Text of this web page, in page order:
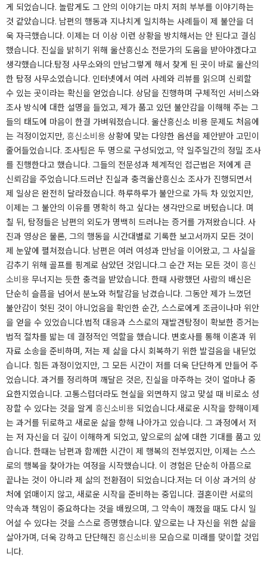
게 되었습니다. 놀랍게도 그 안의 이야기는 마치 저희 부부를 이야기하는
것 같았습니다. 남편의 행동과 지나치게 일치하는 사례들이 제 불안을 더
욱 자극했습니다. 이제는 더 이상 이런 상황을 방치해서는 안 된다고 결심
했습니다. 진실을 밝히기 위해 울산흥신소 전문가의 도움을 받아야겠다고
생각했습니다.​​​​탐정 사무소와의 만남​​​​​​​그렇게 해서 찾게 된 곳이 바로 울산의
한 탐정 사무소였습니다. 인터넷에서 여러 사례와 리뷰를 읽으며 신뢰할
수 있는 곳이라는 확신을 얻었습니다. 상담을 진행하며 구체적인 서비스와
조사 방식에 대한 설명을 들었고, 제가 품고 있던 불안감을 이해해 주는 그
들의 태도에 마음이 한결 가벼워졌습니다. 울산흥신소 비용 문제도 처음에
는 걱정이었지만, 흥신소비용 상황에 맞는 다양한 옵션을 제안받아 고민이
줄어들었습니다. 조사팀은 두 명으로 구성되었고, 약 일주일간의 정밀 조사
를 진행한다고 했습니다. 그들의 전문성과 체계적인 접근법은 저에게 큰
신뢰감을 주었습니다.​​​​드러난 진실과 충격​​​​​​​울산흥신소 조사가 진행되면서
제 일상은 완전히 달라졌습니다. 하루하루가 불안으로 가득 차 있었지만,
이제는 그 불안의 이유를 명확히 하고 싶다는 생각만으로 버텼습니다. 며
칠 뒤, 탐정들은 남편의 외도가 명백히 드러나는 증거를 가져왔습니다. 사
진과 영상은 물론, 그의 행동을 시간대별로 기록한 보고서까지 모든 것이
제 눈앞에 펼쳐졌습니다. 남편은 여러 여성과 만남을 이어왔고, 그 사실을
감추기 위해 골프를 핑계로 삼았던 것입니다.​​​​​​​​​그 순간 저는 모든 것이 흥신
소비용 무너지는 듯한 충격을 받았습니다. 한때 사랑했던 사람의 배신은
단순히 슬픔을 넘어서 분노와 허탈감을 남겼습니다. 그동안 제가 느꼈던
불안감이 헛된 것이 아니었음을 확인한 순간, 스스로에게 조금이나마 위안
을 얻을 수 있었습니다.​​법적 대응과 스스로의 재발견​탐정이 확보한 증거는
법적 절차를 밟는 데 결정적인 역할을 했습니다. 변호사를 통해 이혼과 위
자료 소송을 준비하며, 저는 제 삶을 다시 회복하기 위한 발걸음을 내딛었
습니다. 힘든 과정이었지만, 그 모든 시간이 저를 더욱 단단하게 만들어 주
었습니다. 과거를 정리하며 깨달은 것은, 진실을 마주하는 것이 얼마나 중
요한지였습니다. 고통스럽더라도 현실을 외면하지 않고 맞설 때 비로소 성
장할 수 있다는 것을 알게 흥신소비용 되었습니다.​​새로운 시작을 향해​​​​​​​​​이제
는 과거를 뒤로하고 새로운 삶을 향해 나아가고 있습니다. 그 과정에서 저
는 저 자신을 더 깊이 이해하게 되었고, 앞으로의 삶에 대한 기대를 품고 있
습니다. 한때는 남편과 함께한 시간이 제 행복의 전부였지만, 이제는 스스
로의 행복을 찾아가는 여정을 시작했습니다. 이 경험은 단순히 아픔으로
끝나는 것이 아니라 제 삶의 전환점이 되었습니다.​저는 더 이상 과거의 상
처에 얽매이지 않고, 새로운 시작을 준비하는 중입니다. 결혼이란 서로의
약속과 책임이 중요하다는 것을 배웠으며, 그 약속이 깨졌을 때도 다시 일
어설 수 있다는 것을 스스로 증명했습니다. 앞으로는 나 자신을 위한 삶을
살아가며, 더욱 강하고 단단해진 흥신소비용 모습으로 미래를 맞이할 것입
니다.​​​​​​